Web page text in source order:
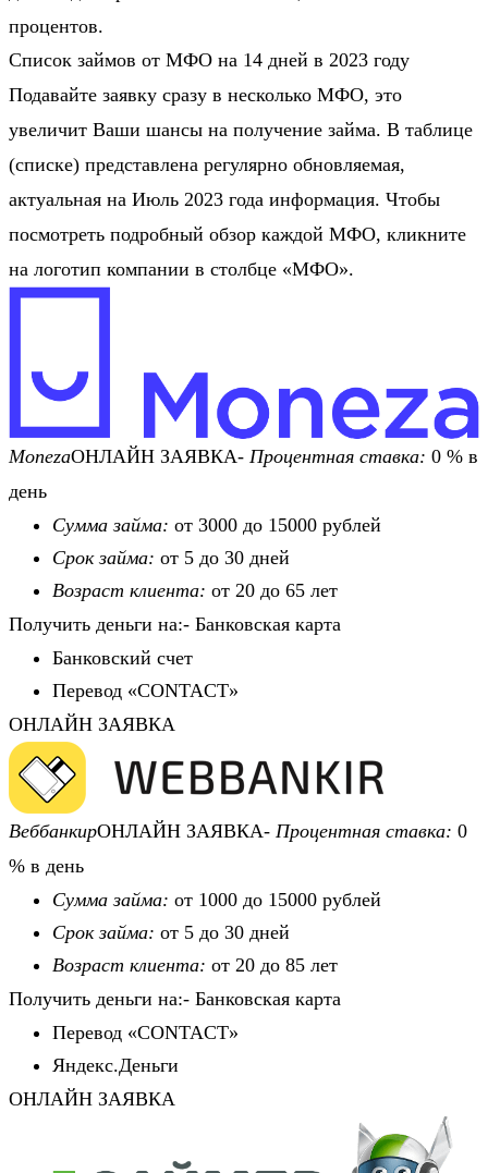
процентов.
Список займов от МФО на 14 дней в 2023 году
Подавайте заявку сразу в несколько МФО, это
увеличит Ваши шансы на получение займа. В таблице
(списке) представлена регулярно обновляемая,
актуальная на Июль 2023 года информация. Чтобы
посмотреть подробный обзор каждой МФО, кликните
на логотип компании в столбце «МФО».
MonezaОНЛАЙН ЗАЯВКА- Процентная ставка: 0 % в
день
Сумма займа: от 3000 до 15000 рублей
Срок займа: от 5 до 30 дней
Возраст клиента: от 20 до 65 лет
Получить деньги на:- Банковская карта
Банковский счет
Перевод «CONTACT»
ОНЛАЙН ЗАЯВКА
ВеббанкирОНЛАЙН ЗАЯВКА- Процентная ставка: 0
% в день
Сумма займа: от 1000 до 15000 рублей
Срок займа: от 5 до 30 дней
Возраст клиента: от 20 до 85 лет
Получить деньги на:- Банковская карта
Перевод «CONTACT»
Яндекс.Деньги
ОНЛАЙН ЗАЯВКА